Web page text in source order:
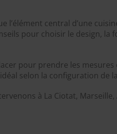
l’élément central d’une
pour choisir le design, la
pour prendre les
selon la configuration de
à La Ciotat,